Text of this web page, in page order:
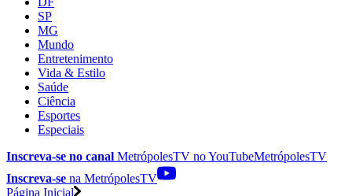
SP
MG
Mundo
Entretenimento
Vida & Estilo
Saúde
Ciência
Esportes
Especiais
Inscreva-se no canal MetrópolesTV noYouTubeMetrópolesTV
Inscreva-se na MetrópolesTV
Página Inicial